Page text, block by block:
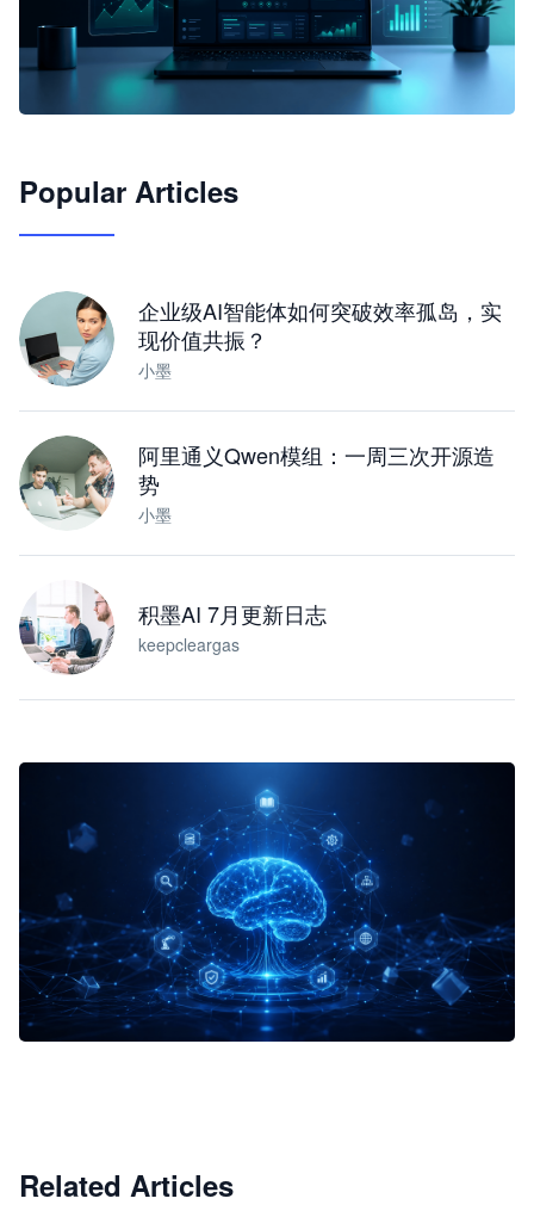
JimoClaw 桌面 AI Agent 工作台
Popular Articles
企业级AI智能体如何突破效率孤岛，实
现价值共振？
小墨
阿里通义Qwen模组：一周三次开源造
势
小墨
积墨AI 7月更新日志
keepcleargas
Related Articles